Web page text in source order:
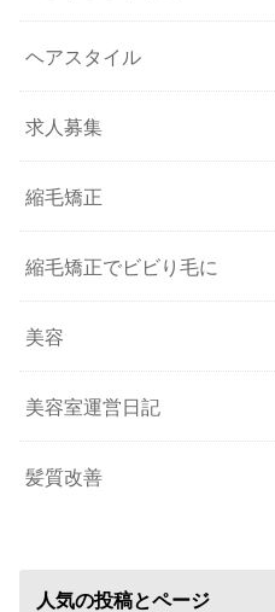
ヘアスタイル
求人募集
縮毛矯正
縮毛矯正でビビり毛に
美容
美容室運営日記
髪質改善
人気の投稿とページ